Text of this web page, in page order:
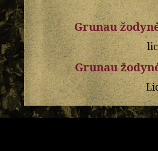
Grunau
Grunau